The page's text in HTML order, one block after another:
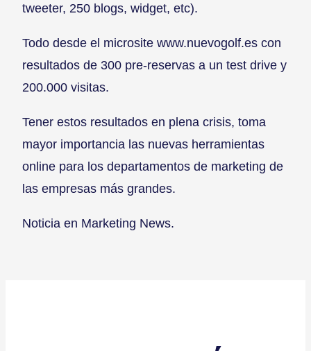
tweeter, 250 blogs, widget, etc).
Todo desde el microsite www.nuevogolf.es con
resultados de 300 pre-reservas a un test drive y
200.000 visitas.
Tener estos resultados en plena crisis, toma
mayor importancia las nuevas herramientas
online para los departamentos de marketing de
las empresas más grandes.
Noticia en Marketing News.